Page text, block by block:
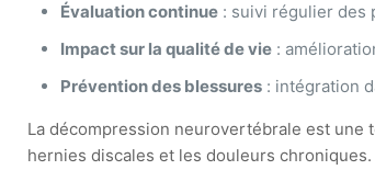
Évaluation continue : suivi régulier des
Impact sur la qualité de vie :
Prévention des blessures : intégration
La décompression neurovertébrale est
hernies discales et les douleurs